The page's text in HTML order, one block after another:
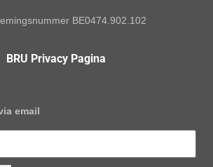
BE0474.902.102
BRU Privacy Pagina
email